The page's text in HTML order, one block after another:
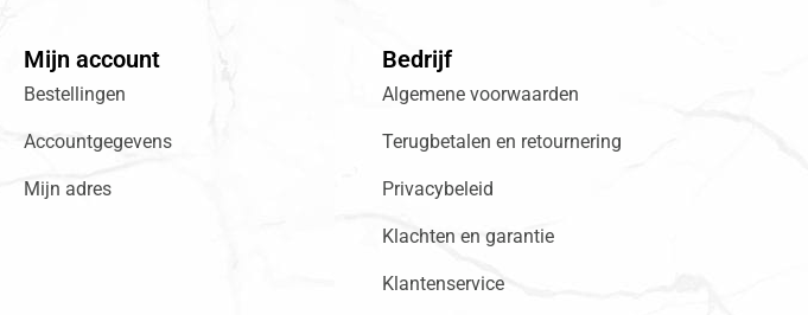
Mijn account
Bestellingen
Accountgegevens
Mijn adres
Bedrijf
Algemene voorwaarden
Terugbetalen en retournering
Privacybeleid
Klachten en garantie
Klantenservice